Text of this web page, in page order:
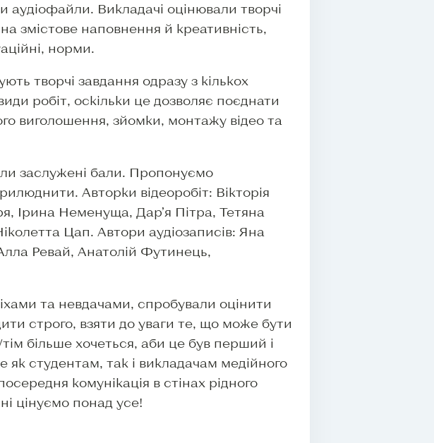
аудіофайли. Викладачі оцінювали творчі
змістове наповнення й креативність,
норми.
творчі завдання одразу з кількох
робіт, оскільки це дозволяє поєднати
виголошення, зйомки, монтажу відео та
заслужені бали. Пропонуємо
Авторки відеоробіт: Вікторія
Ірина Неменуща, Дар’я Пітра, Тетяна
Цап. Автори аудіозаписів: Яна
Ревай, Анатолій Футинець,
та невдачами, спробували оцінити
строго, взяти до уваги те, що може бути
більше хочеться, аби це був перший і
як студентам, так і викладачам медійного
комунікація в стінах рідного
цінуємо понад усе!